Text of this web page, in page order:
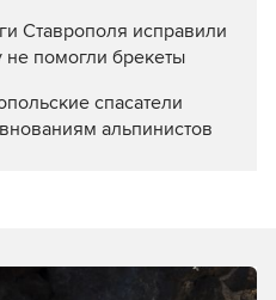
Ставрополя исправили
не помогли брекеты
спасатели
альпинистов